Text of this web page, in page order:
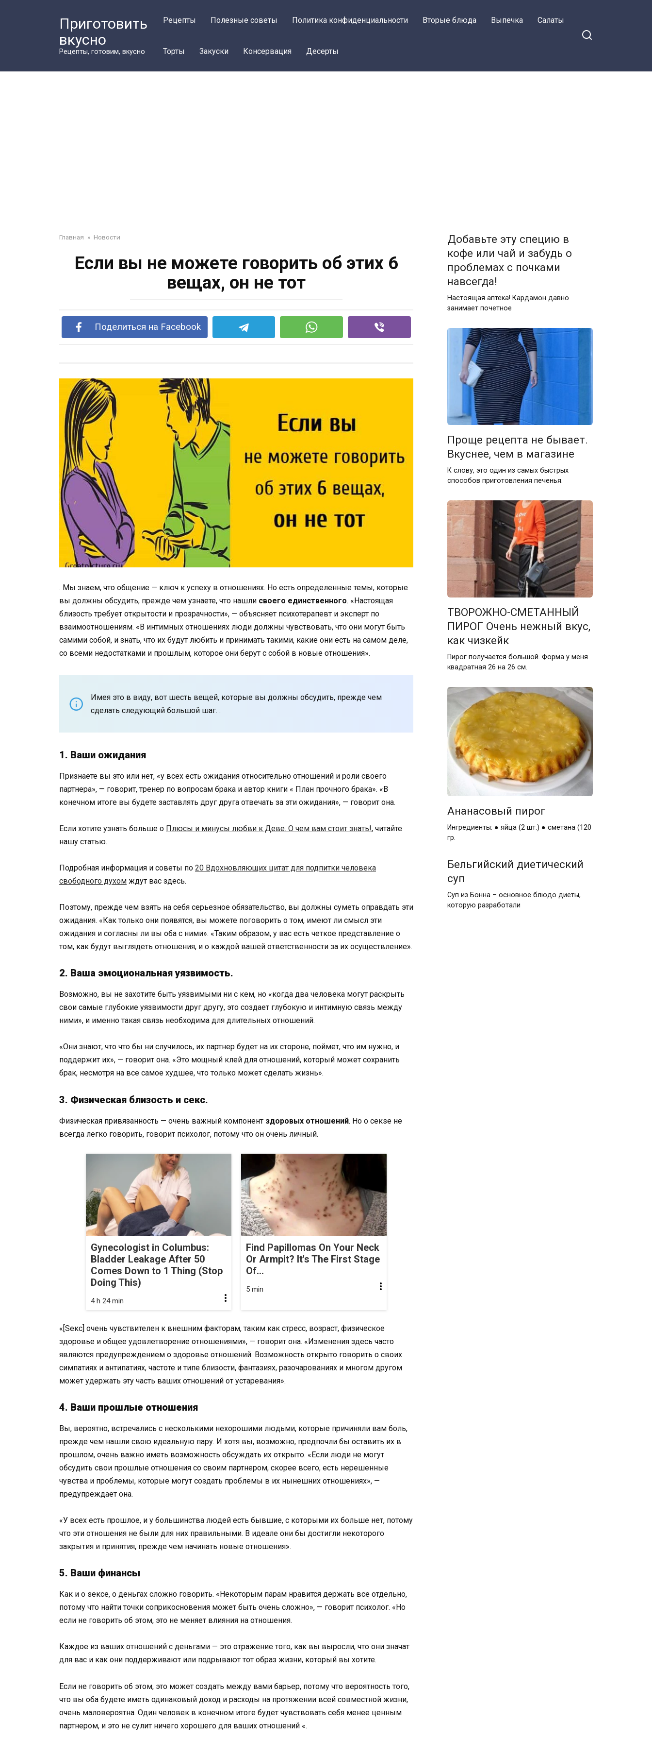
Приготовить
вкусно
Рецепты, готовим, вкусно
Рецепты Полезные советы Политика конфиденциальности Вторые блюда Выпечка Салаты
Торты Закуски Консервация Десерты
Главная » Новости
Если вы не можете говорить об этих 6
вещах, он не тот
Поделиться на Facebook
. Мы знаем, что общение — ключ к успеху в отношениях. Но есть определенные темы, которые
вы должны обсудить, прежде чем узнаете, что нашли своего единственного. «Настоящая
близость требует открытости и прозрачности», — объясняет психотерапевт и эксперт по
взаимоотношениям. «В интимных отношениях люди должны чувствовать, что они могут быть
самими собой, и знать, что их будут любить и принимать такими, какие они есть на самом деле,
со всеми недостатками и прошлым, которое они берут с собой в новые отношения».
Имея это в виду, вот шесть вещей, которые вы должны обсудить, прежде чем
сделать следующий большой шаг. :
1. Ваши ожидания
Признаете вы это или нет, «у всех есть ожидания относительно отношений и роли своего
партнера», — говорит, тренер по вопросам брака и автор книги « План прочного брака». «В
конечном итоге вы будете заставлять друг друга отвечать за эти ожидания», — говорит она.
Если хотите узнать больше о Плюсы и минусы любви к Деве. О чем вам стоит знать!, читайте
нашу статью.
Подробная информация и советы по 20 Вдохновляющих цитат для подпитки человека
свободного духом ждут вас здесь.
Поэтому, прежде чем взять на себя серьезное обязательство, вы должны суметь оправдать эти
ожидания. «Как только они появятся, вы можете поговорить о том, имеют ли смысл эти
ожидания и согласны ли вы оба с ними». «Таким образом, у вас есть четкое представление о
том, как будут выглядеть отношения, и о каждой вашей ответственности за их осуществление».
2. Ваша эмоциональная уязвимость.
Возможно, вы не захотите быть уязвимыми ни с кем, но «когда два человека могут раскрыть
свои самые глубокие уязвимости друг другу, это создает глубокую и интимную связь между
ними», и именно такая связь необходима для длительных отношений.
«Они знают, что что бы ни случилось, их партнер будет на их стороне, поймет, что им нужно, и
поддержит их», — говорит она. «Это мощный клей для отношений, который может сохранить
брак, несмотря на все самое худшее, что только может сделать жизнь».
3. Физическая близость и ceкс.
Физическая привязанность — очень важный компонент здоровых отношений. Но о ceкsе не
всегда легко говорить, говорит психолог, потому что он очень личный.
Gynecologist in Columbus:
Bladder Leakage After 50
Comes Down to 1 Thing (Stop
Doing This)
4 h 24 min
Find Papillomas On Your Neck
Or Armpit? It's The First Stage
Of...
5 min
«[Seкс] очень чувствителен к внешним факторам, таким как стресс, возраст, физическое
здоровье и общее удовлетворение отношениями», — говорит она. «Изменения здесь часто
являются предупреждением о здоровье отношений. Возможность открыто говорить о своих
симпатиях и антипатиях, частоте и типе близости, фантазиях, разочарованиях и многом другом
может удержать эту часть ваших отношений от устаревания».
4. Ваши прошлые отношения
Вы, вероятно, встречались с несколькими нехорошими людьми, которые причиняли вам боль,
прежде чем нашли свою идеальную пару. И хотя вы, возможно, предпочли бы оставить их в
прошлом, очень важно иметь возможность обсуждать их открыто. «Если люди не могут
обсудить свои прошлые отношения со своим партнером, скорее всего, есть нерешенные
чувства и проблемы, которые могут создать проблемы в их нынешних отношениях», —
предупреждает она.
«У всех есть прошлое, и у большинства людей есть бывшие, с которыми их больше нет, потому
что эти отношения не были для них правильными. В идеале они бы достигли некоторого
закрытия и принятия, прежде чем начинать новые отношения».
5. Ваши финансы
Как и о seксе, о деньгах сложно говорить. «Некоторым парам нравится держать все отдельно,
потому что найти точки соприкосновения может быть очень сложно», — говорит психолог. «Но
если не говорить об этом, это не меняет влияния на отношения.
Каждое из ваших отношений с деньгами — это отражение того, как вы выросли, что они значат
для вас и как они поддерживают или подрывают тот образ жизни, который вы хотите.
Если не говорить об этом, это может создать между вами барьер, потому что вероятность того,
что вы оба будете иметь одинаковый доход и расходы на протяжении всей совместной жизни,
очень маловероятна. Один человек в конечном итоге будет чувствовать себя менее ценным
партнером, и это не сулит ничего хорошего для ваших отношений «.
Добавьте эту специю в
кофе или чай и забудь о
проблемах с почками
навсегда!
Настоящая аптека! Кардамон давно
занимает почетное
Проще рецепта не бывает.
Вкуснее, чем в магазине
К слову, это один из самых быстрых
способов приготовления печенья.
ТВОРОЖНО-СМЕТАННЫЙ
ПИРОГ Очень нежный вкус,
как чизкейк
Пирог получается большой. Форма у меня
квадратная 26 на 26 см.
Ананасовый пирог
Ингредиенты: ● яйца (2 шт.) ● сметана (120
гр.
Бельгийский диетический
суп
Суп из Бонна – основное блюдо диеты,
которую разработали